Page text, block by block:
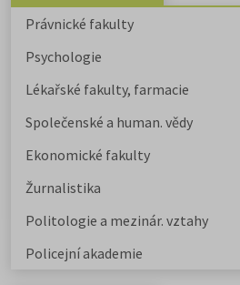
Právnické fakulty
Psychologie
Lékařské fakulty, farmacie
Společenské a human. vědy
Ekonomické fakulty
Žurnalistika
Politologie a mezinár. vztahy
Policejní akademie